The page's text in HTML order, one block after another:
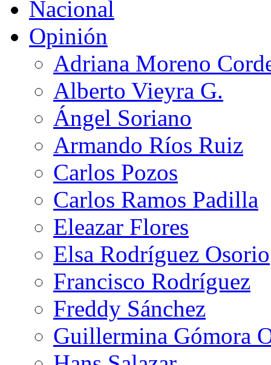
Nacional
Opinión
Adriana Moreno
Alberto Vieyra G.
Ángel Soriano
Armando Ríos Ruiz
Carlos Pozos
Carlos Ramos Padilla
Eleazar Flores
Elsa Rodríguez Osorio
Francisco Rodríguez
Freddy Sánchez
Guillermina Gómora